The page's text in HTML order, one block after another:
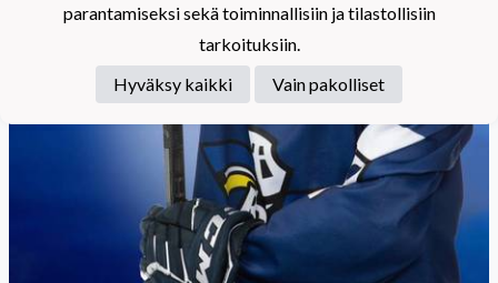
parantamiseksi sekä toiminnallisiin ja tilastollisiin
tarkoituksiin.
Hyväksy kaikki
Vain pakolliset